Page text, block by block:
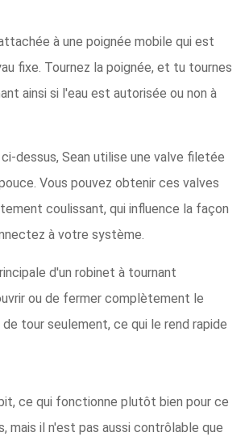
à une poignée mobile qui est
fixe. Tournez la poignée, et tu tournes
ainsi si l'eau est autorisée ou non à
dessus, Sean utilise une valve filetée
Vous pouvez obtenir ces valves
coulissant, qui influence la façon
à votre système.
d'un robinet à tournant
ou de fermer complètement le
tour seulement, ce qui le rend rapide
ce qui fonctionne plutôt bien pour ce
mais il n'est pas aussi contrôlable que